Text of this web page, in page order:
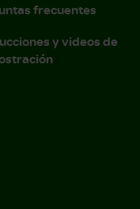
frecuentes
y videos de